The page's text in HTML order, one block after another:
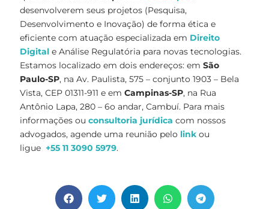
desenvolverem seus projetos (Pesquisa,
Desenvolvimento e Inovação) de forma ética e
eficiente com atuação especializada em Direito
Digital e Análise Regulatória para novas tecnologias.
Estamos localizado em dois endereços: em São
Paulo-SP, na Av. Paulista, 575 – conjunto 1903 – Bela
Vista, CEP 01311-911 e em Campinas-SP, na Rua
Antônio Lapa, 280 – 6o andar, Cambuí. Para mais
informações ou consultoria jurídica com nossos
advogados, agende uma reunião pelo link ou
ligue +55 11 3090 5979.